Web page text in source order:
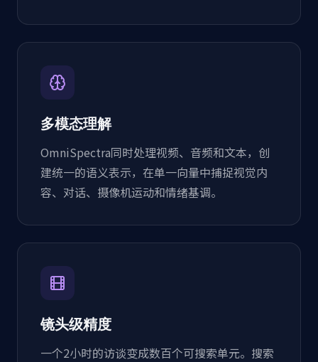
多模态理解
OmniSpectra同时处理视频、音频和文本，创
建统一的语义表示，在单一向量中捕捉视觉内
容、对话、摄像机运动和情绪基调。
镜头级精度
一个2小时的访谈变成数百个可搜索单元。搜索